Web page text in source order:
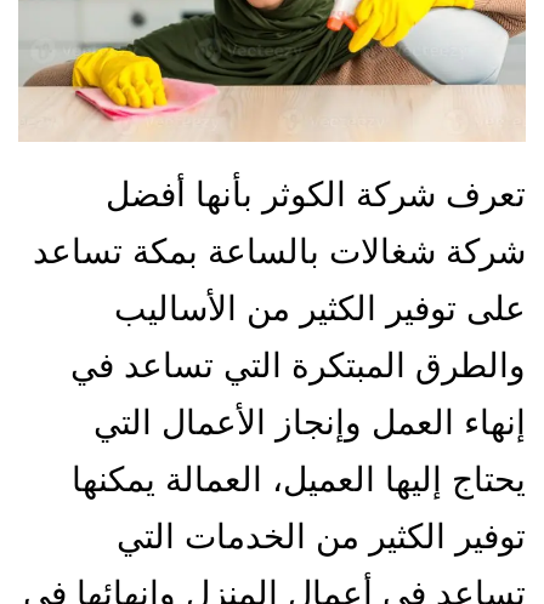
تعرف شركة الكوثر بأنها أفضل
شركة شغالات بالساعة بمكة تساعد
على توفير الكثير من الأساليب
والطرق المبتكرة التي تساعد في
إنهاء العمل وإنجاز الأعمال التي
يحتاج إليها العميل، العمالة يمكنها
توفير الكثير من الخدمات التي
تساعد في أعمال المنزل وإنهائها في